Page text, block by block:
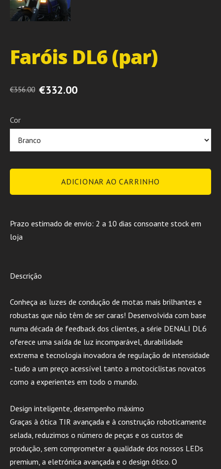
Faróis DL6 (par)
€356.00 €332.00
Cor
ADICIONAR AO CARRINHO
Prazo estimado de envio: 2 a 10 dias consoante stock em
loja
Descrição
Conheça as luzes de condução de motas mais brilhantes e
robustas que não têm de ser caras! Desenvolvida com base
numa década de feedback dos clientes, a série DENALI DL6
oferece uma saída de luz incomparável, durabilidade
extrema e tecnologia inovadora de regulação de intensidade
- tudo a um preço acessível tanto a motociclistas novatos
como a experientes em todo o mundo.
Design inteligente, desempenho máximo
Graças à ótica TIR avançada e à construção roboticamente
selada, reduzimos o número de peças e os custos de
produção, sem comprometer a qualidade dos nossos LEDs
premium, a eletrónica avançada e o design ótico. O